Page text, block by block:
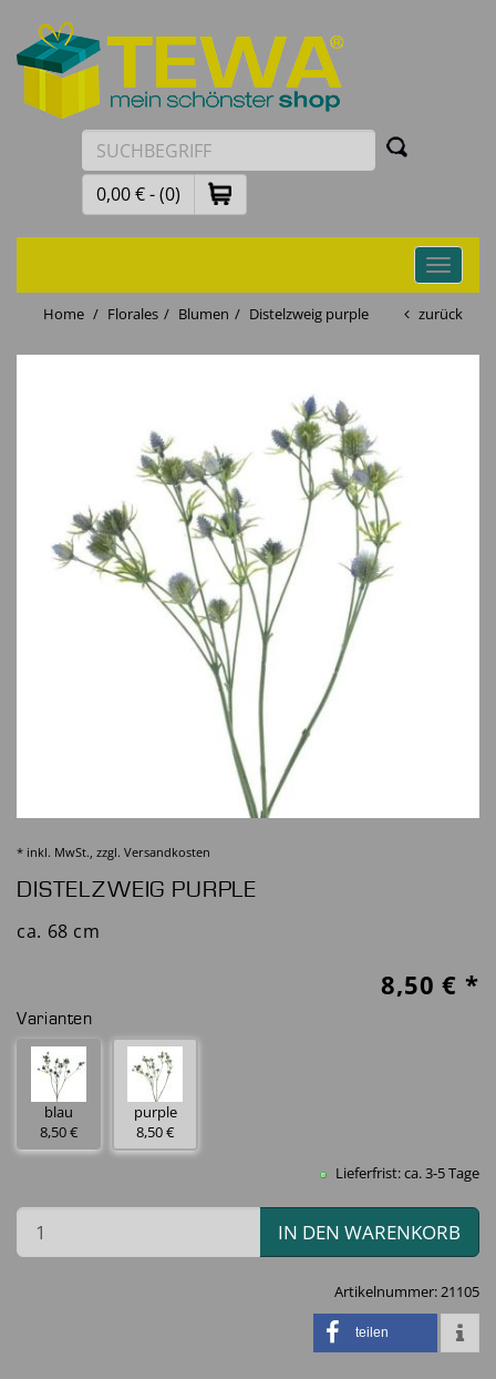
0,00 € - (0)
Toggle
Home
Florales Blumen Distelzweig purple zurück
* inkl. MwSt., zzgl. Versandkosten
DISTELZWEIG PURPLE
ca. 68 cm
8,50 € *
Varianten
blau
8,50 €
purple
8,50 €
Lieferfrist: ca. 3-5 Tage
IN DEN WARENKORB
Artikelnummer:21105
teilen